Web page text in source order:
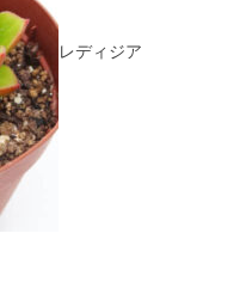
レディジア